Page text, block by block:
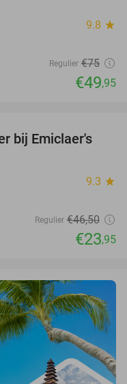
9.8 star
Regulier €75
€49,95
48%
bij Emiclaer's
9.3 star
Regulier €46,50
€23,95